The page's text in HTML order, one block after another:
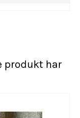
produkt har